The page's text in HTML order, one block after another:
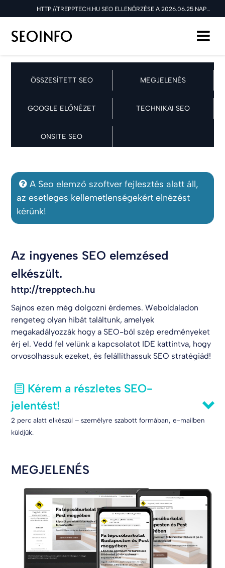
HTTP://TREPPTECH.HU SEO ELLENŐRZÉSE A 2026.06.25 NAPON
ÖSSZESÍTETT SEO MEGJELENÉS
GOOGLE ELŐNÉZET TECHNIKAI SEO
ONSITE SEO
A Seo elemző szoftver fejlesztés alatt áll,
az esetleges kellemetlenségekért elnézést
kérünk!
Az ingyenes SEO elemzésed
elkészült.
http://trepptech.hu
Sajnos ezen még dolgozni érdemes. Weboldaladon
rengeteg olyan hibát találtunk, amelyek
megakadályozzák hogy a SEO-ból szép eredményeket
érj el. Vedd fel velünk a kapcsolatot IDE kattintva, hogy
orvosolhassuk ezeket, és felállíthassuk SEO stratégiád!
Kérem a részletes SEO-
jelentést!
2 perc alatt elkészül – személyre szabott formában, e-mailben
küldjük.
MEGJELENÉS